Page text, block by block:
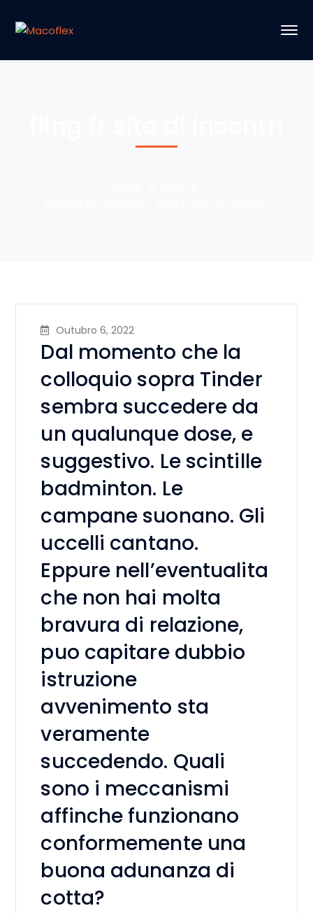
Outubro 6, 2022
Dal momento che la
colloquio sopra Tinder
sembra succedere da
un qualunque dose, e
suggestivo. Le scintille
badminton. Le
campane suonano. Gli
uccelli cantano.
Eppure nell’eventualita
che non hai molta
bravura di relazione,
puo capitare dubbio
istruzione
avvenimento sta
veramente
succedendo. Quali
sono i meccanismi
affinche funzionano
conformemente una
buona adunanza di
cotta?